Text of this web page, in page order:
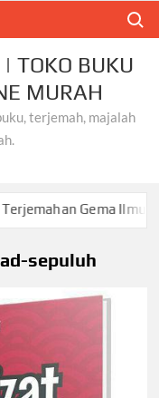
TOKO BUKU
MURAH
terjemah, majalah
Gema Ilmu
sepuluh